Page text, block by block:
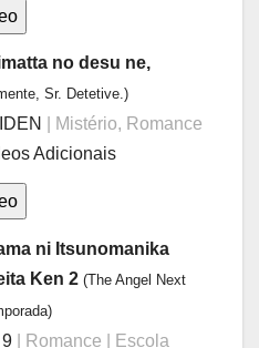
no desu ne,
Sr. Detetive.)
| Mistério, Romance
Adicionais
ni Itsunomanika
Ken 2 (The Angel Next
9 | Romance | Escola